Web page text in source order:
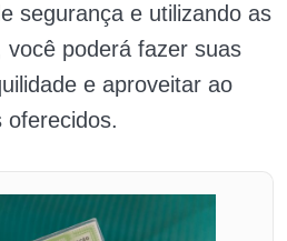
segurança e utilizando as
poderá fazer suas
e aproveitar ao
oferecidos.